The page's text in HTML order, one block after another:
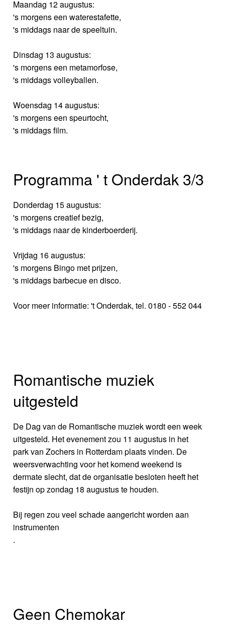
Maandag 12 augustus:
's morgens een waterestafette,
's middags naar de speeltuin.
Dinsdag 13 augustus:
's morgens een metamorfose,
's middags volleyballen.
Woensdag 14 augustus:
's morgens een speurtocht,
's middags film.
Programma ' t Onderdak 3/3
Donderdag 15 augustus:
's morgens creatief bezig,
's middags naar de kinderboerderij.
Vrijdag 16 augustus:
's morgens Bingo met prijzen,
's middags barbecue en disco.
Voor meer informatie: 't Onderdak, tel. 0180 - 552 044
Romantische muziek
uitgesteld
De Dag van de Romantische muziek wordt een week
uitgesteld. Het evenement zou 11 augustus in het
park van Zochers in Rotterdam plaats vinden. De
weersverwachting voor het komend weekend is
dermate slecht, dat de organisatie besloten heeft het
festijn op zondag 18 augustus te houden.
Bij regen zou veel schade aangericht worden aan
instrumenten
.
Geen Chemokar